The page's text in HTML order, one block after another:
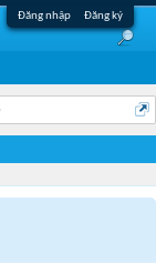
Đăng nhập Đăng ký